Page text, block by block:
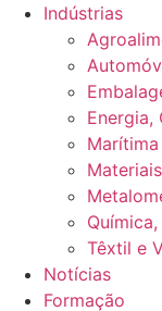
Indústrias
Energia,
Marítima
Têxtil e
Notícias
Formação